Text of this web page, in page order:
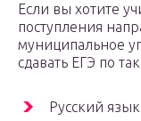
Если вы хотите
поступления
муниципальное
сдавать ЕГЭ по
Русский язык